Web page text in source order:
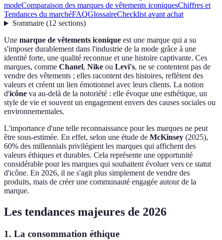
modeComparaison des marques de vêtements iconiquesChiffres et
Tendances du marchéFAQGlossaireChecklist avant achat
Sommaire(12 sections)
Une marque de vêtements iconique est une marque qui a su
s'imposer durablement dans l'industrie de la mode grâce à une
identité forte, une qualité reconnue et une histoire captivante. Ces
marques, comme Chanel, Nike ou Levi's, ne se contentent pas de
vendre des vêtements ; elles racontent des histoires, reflètent des
valeurs et créent un lien émotionnel avec leurs clients. La notion
d'icône va au-delà de la notoriété : elle évoque une esthétique, un
style de vie et souvent un engagement envers des causes sociales ou
environnementales.
L'importance d'une telle reconnaissance pour les marques ne peut
être sous-estimée. En effet, selon une étude de McKinsey (2025),
60% des millennials privilégient les marques qui affichent des
valeurs éthiques et durables. Cela représente une opportunité
considérable pour les marques qui souhaitent évoluer vers ce statut
d'icône. En 2026, il ne s'agit plus simplement de vendre des
produits, mais de créer une communauté engagée autour de la
marque.
Les tendances majeures de 2026
1. La consommation éthique